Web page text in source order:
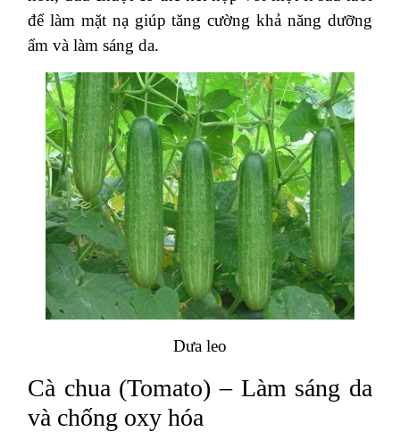
để làm mặt nạ giúp tăng cường khả năng dưỡng
ẩm và làm sáng da.
Dưa leo
Cà chua (Tomato) – Làm sáng da
và chống oxy hóa